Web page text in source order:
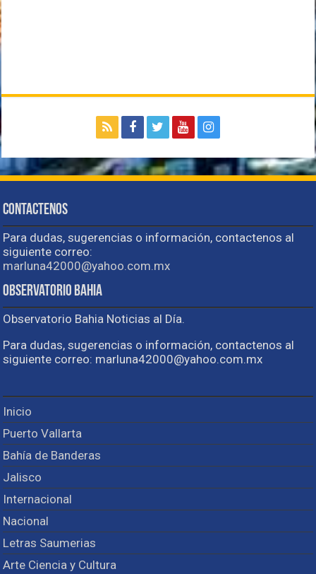
Contactenos
Para dudas, sugerencias o información, contactenos al
siguiente correo:
marluna42000@yahoo.com.mx
Observatorio Bahia
Observatorio Bahia Noticias al Día.
Para dudas, sugerencias o información, contactenos al
siguiente correo: marluna42000@yahoo.com.mx
Inicio
Puerto Vallarta
Bahía de Banderas
Jalisco
Internacional
Nacional
Letras Saumerias
Arte Ciencia y Cultura